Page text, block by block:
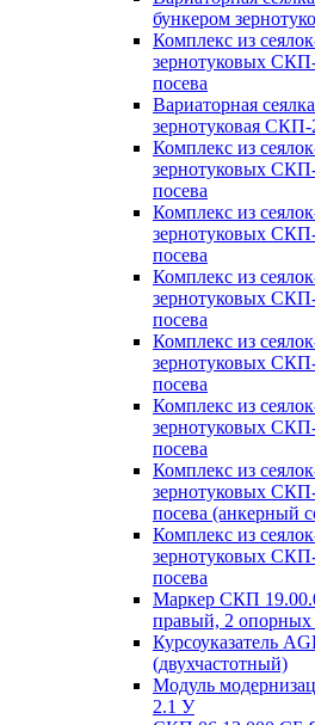
бункером
Комплекс из
зернотуковых
посева
Вариаторная
зернотуковая
Комплекс из
зернотуковых
посева
Комплекс из
зернотуковых
посева
Комплекс из
зернотуковых
посева
Комплекс из
зернотуковых
посева
Комплекс из
зернотуковых
посева
Комплекс из
зернотуковых
посева (анкерный
Комплекс из
зернотуковых
посева
Маркер СКП
правый, 2 опорных
Курсоуказатель
(двухчастотный)
Модуль
2.1 У